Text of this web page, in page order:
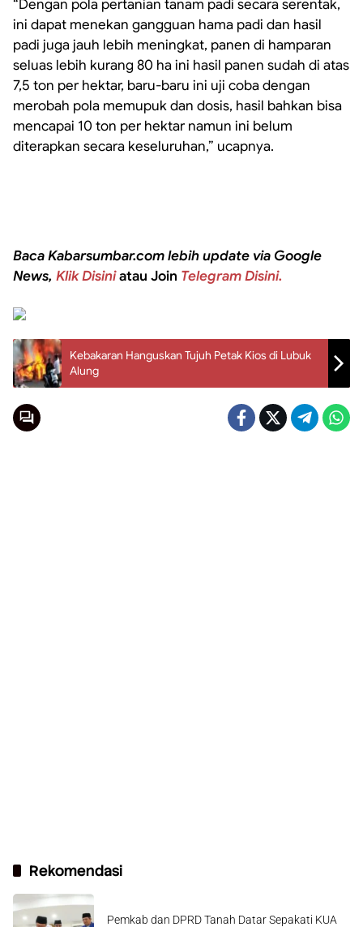
“Dengan pola pertanian tanam padi secara serentak,
ini dapat menekan gangguan hama padi dan hasil
padi juga jauh lebih meningkat, panen di hamparan
seluas lebih kurang 80 ha ini hasil panen sudah di atas
7,5 ton per hektar, baru-baru ini uji coba dengan
merobah pola memupuk dan dosis, hasil bahkan bisa
mencapai 10 ton per hektar namun ini belum
diterapkan secara keseluruhan,” ucapnya.
Baca Kabarsumbar.com lebih update via Google
News, Klik Disiniatau Join Telegram Disini.
Kebakaran Hanguskan Tujuh Petak Kios di Lubuk
Alung
Rekomendasi
Pemkab dan DPRD Tanah Datar Sepakati KUA